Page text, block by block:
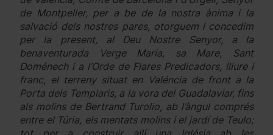
de Montpeller, per a be de la nostra ànima i la
salvació dels nostres pares, otorguem i concedim
per la present, al Deu Nostre Senyor, a la
benaventurada Verge Maria, sa Mare, Sant
Doménech i a l’Orde de Flares Predicadors, lliure i
franc, el terreny situat en Valéncia de front a la
Porta dels Templaris, a la vora del Guadalaviar, fins
als molins de Bertrand Turolio, ab l’àngul comprés
entre el Túria, els mentats molins i el jardí de Teulo;